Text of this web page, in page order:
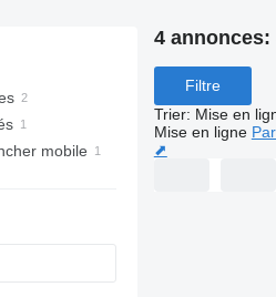
mobile
4 annonces:
Filtre
Trier: Mise en
Mise en ligne
⬈